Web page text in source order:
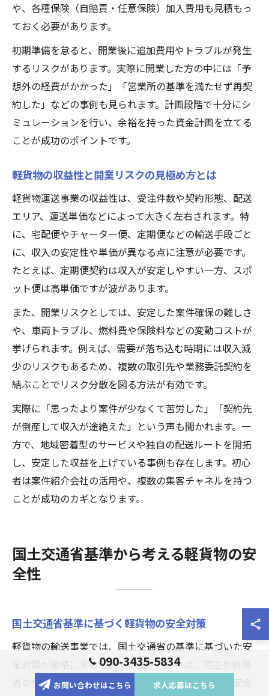
や、各種保険（自賠責・任意保険）加入費用も見積もっ
ておく必要があります。
初期準備を怠ると、開業後に追加費用やトラブルが発生
するリスクがあります。実際に開業した方の中には「予
想外の経費がかかった」「営業所の基準を満たせず再契
約した」などの事例も見られます。計画段階で十分にシ
ミュレーションを行い、余裕を持った資金計画を立てる
ことが成功のポイントです。
軽貨物の収益性と開業リスクの見極め方とは
軽貨物運送事業の収益性は、受注件数や契約形態、配送
エリア、運送単価などによって大きく左右されます。特
に、宅配便やチャーター便、定期便などの輸送手段ごと
に、収入の安定性や単価が異なる点に注意が必要です。
たとえば、定期便契約は収入が安定しやすい一方、スポ
ット便は高単価ですが波があります。
また、開業リスクとしては、安定した案件確保の難しさ
や、車両トラブル、燃料費や保険料などの変動コストが
挙げられます。例えば、需要が落ち込む時期には収入減
少のリスクもあるため、複数の取引先や業務委託契約を
結ぶことでリスク分散を図る方法が有効です。
実際に「思ったより案件が少なくて苦労した」「契約先
が倒産して収入が途絶えた」という声も聞かれます。一
方で、地域密着型のサービスや独自の配送ルートを開拓
し、安定した収益を上げている事例も存在します。初心
者は案件紹介会社の活用や、複数の集客チャネルを持つ
ことが成功のカギとなります。
国土交通省基準から考える軽貨物の安
全性
国土交通省基準に基づく軽貨物の安全対策
軽貨物の輸送事業では、国土交通省の基準に基づいた安
全対策が厳格に求められています。これは、荷主や利用
者の信頼を守るためだけでなく、ドライバー自身の安全
090-3435-5834
お問い合わせはこちら 求人応募はこちら